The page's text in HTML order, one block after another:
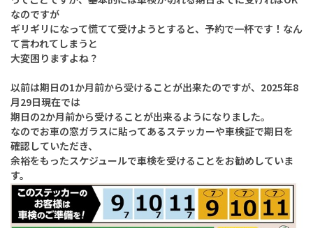
なのですが
ギリギリになって慌てて受けようとすると、予約で一杯です！なん
て言われてしまうと
大変困りますよね？
以前は期日の1か月前から受けることが出来たのですが、2025年8
月29日現在では
期日の2か月前から受けることが出来るようになりました。
なのでお車の窓ガラスに貼ってあるステッカーや車検証で期日を
確認していただき、
余裕をもったスケジュールで車検を受けることをお勧めしていま
す。